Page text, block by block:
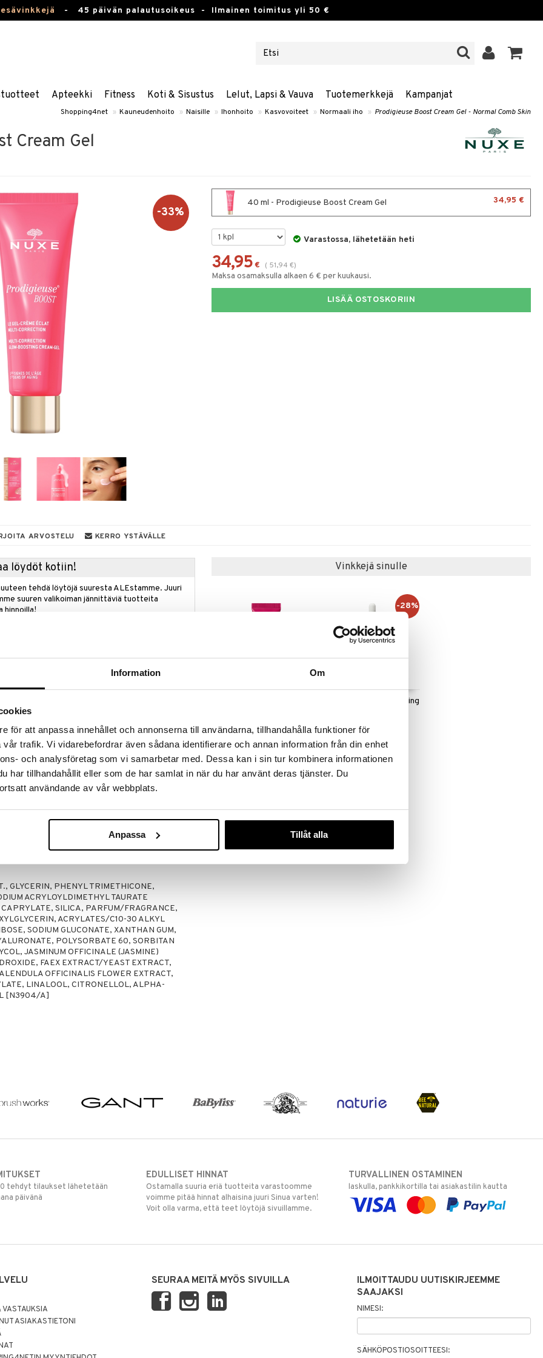
Information Om
för att anpassa innehållet och annonserna till användarna, tillhandahålla funktioner för
trafik. Vi vidarebefordrar även sådana identifierare och annan information från din enhet
och analysföretag som vi samarbetar med. Dessa kan i sin tur kombinera informationen
har tillhandahållit eller som de har samlat in när du har använt deras tjänster. Du
användande av vår webbplats.
Anpassa Tillåt alla
- 45 päivän palautusoikeus - Ilmainen toimitus yli 50 €
Apteekki Fitness Koti & Sisustus Lelut, Lapsi & Vauva Tuotemerkkejä Kampanjat
Shopping4net » Kauneudenhoito » Naisille » Ihonhoito » Kasvovoiteet » Normaali iho » Prodigieuse Boost Cream Gel - Normal Comb Skin
Cream Gel
-33%
40 ml - Prodigieuse Boost Cream Gel 34,95 €
Varastossa, lähetetään heti
34,95 € ( 51,94 €)
Maksa osamaksulla alkaen 6 € per kuukausi.
LISÄÄ OSTOSKORIIN
ARVOSTELU KERRO YSTÄVÄLLE
löydöt kotiin!
tehdä löytöjä suuresta ALEstamme. Juuri
suuren valikoiman jännittäviä tuotteita
hinnoilla!
on monikorjaava päivävoide sekaiholle, joka
Sopii käytettäväksi 25 vuoden iästä
antioksidanttikompleksi jasmiinikukasta, taistelee
vastaan, kuten stressiä, väsymystä ja saasteita -
tasapainoa. Päivä päivältä ihostasi tulee
- samalla kun ensimmäiset ikääntymisen
kimmoisammaksi ja pehmeämmäksi.
on mattapinta, sopii täydellisesti normaalille ja
merkkejä - Taistelee stressiä, väsymystä
ja dekolteelle - mieluiten Energizing Priming
GLYCERIN, PHENYL TRIMETHICONE,
ACRYLOYLDIMETHYL TAURATE
SILICA, PARFUM/FRAGRANCE,
ACRYLATES/C10-30 ALKYL
SODIUM GLUCONATE, XANTHAN GUM,
POLYSORBATE 60, SORBITAN
JASMINUM OFFICINALE (JASMINE)
FAEX EXTRACT/YEAST EXTRACT,
OFFICINALIS FLOWER EXTRACT,
LINALOOL, CITRONELLOL, ALPHA-
[N3904/A]
Vinkkejä sinulle
49,95 €
Merveillance LIFT Firming
47,95 € 66,95
-28%
tehdyt tilaukset lähetetään
päivänä
EDULLISET HINNAT
Ostamalla suuria eriä tuotteita varastoomme
voimme pitää hinnat alhaisina juuri Sinua varten!
Voit olla varma, että teet löytöjä sivuillamme.
TURVALLINEN OSTAMINEN
laskulla, pankkikortilla tai asiakastilin kautta
ASIAKASTIETONI
SEURAA MEITÄ MYÖS SIVUILLA
ILMOITTAUDU UUTISKIRJEEMME
SAAJAKSI
NIMESI:
SÄHKÖPOSTIOSOITTEESI: